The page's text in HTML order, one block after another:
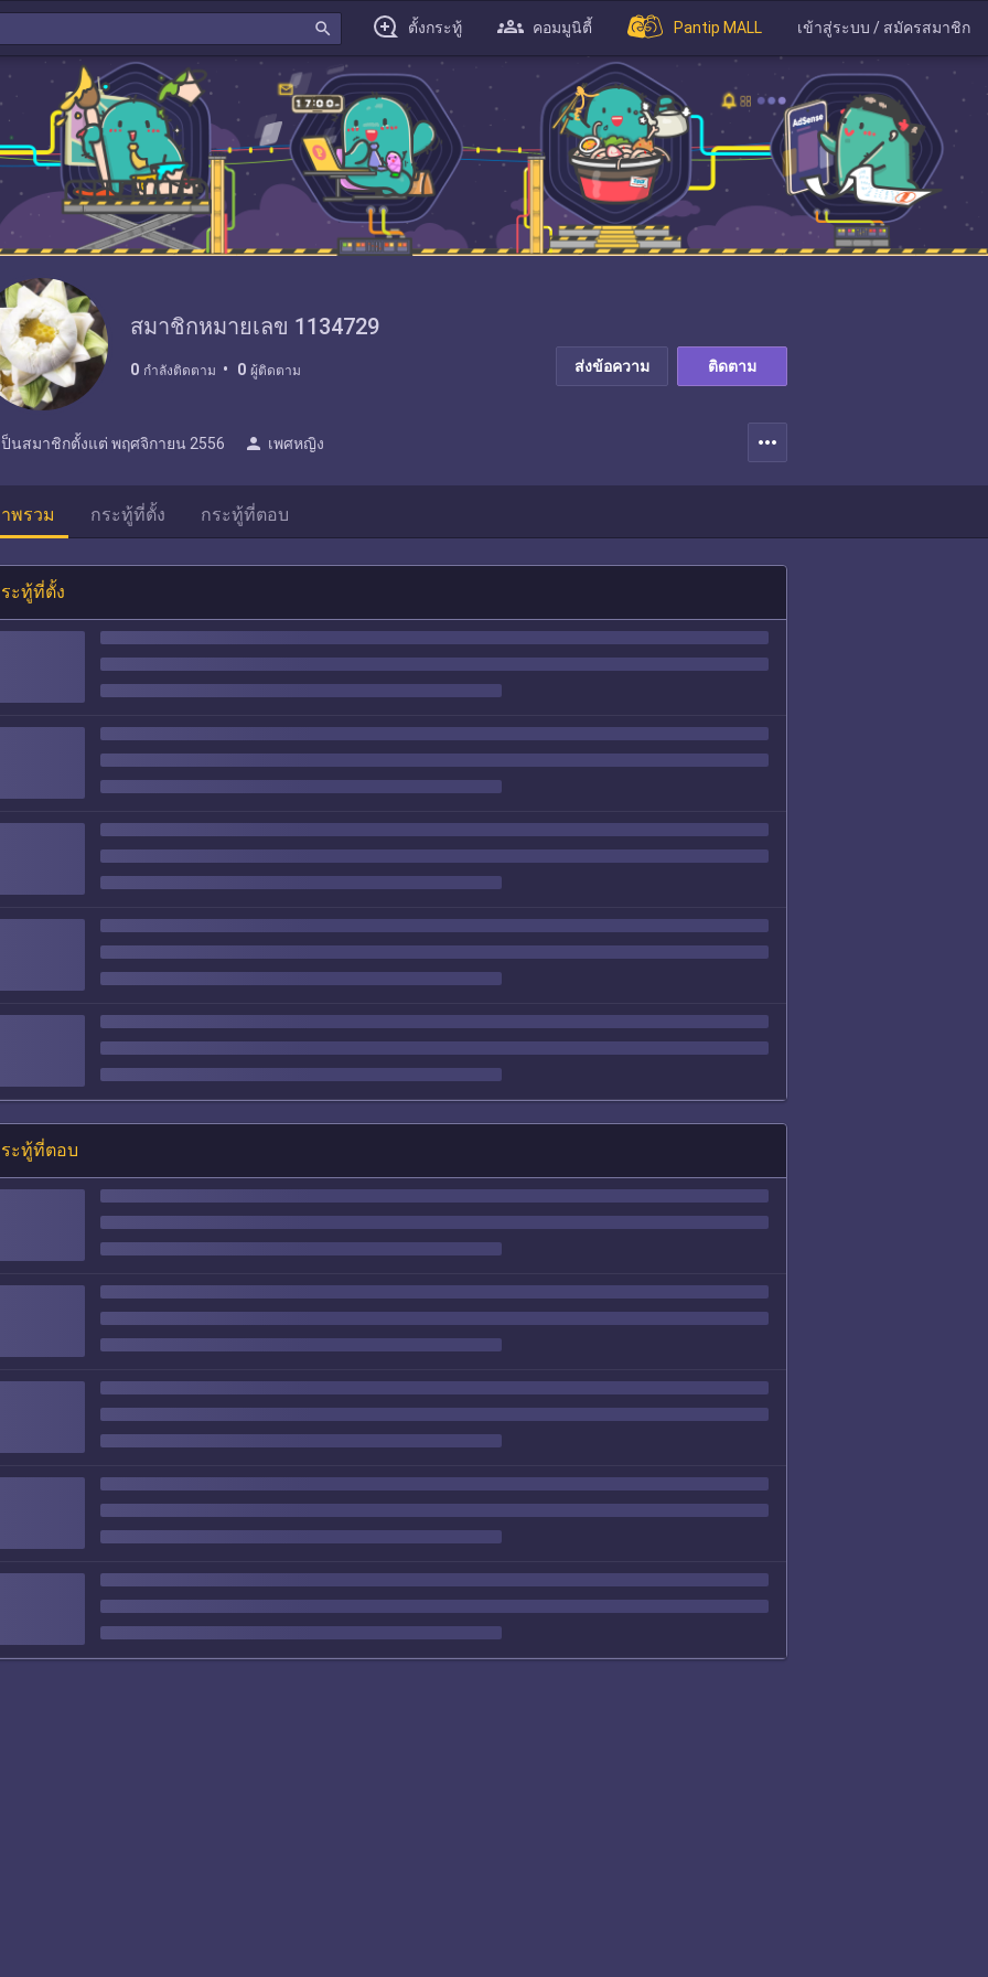
search ตั้งกระทู้ คอมมูนิตี้ Pantip MALL เข้าสู่ระบบ / สมัครสมาชิก
สมาชิกหมายเลข 1134729
0 กำลังติดตาม 0 ผู้ติดตาม ส่งข้อความ ติดตาม
ป็นสมาชิกตั้งแต่ พฤศจิกายน 2556 person เพศหญิง more_horiz
พรวม กระทู้ที่ตั้ง กระทู้ที่ตอบ
ะทู้ที่ตั้ง
ะทู้ที่ตอบ